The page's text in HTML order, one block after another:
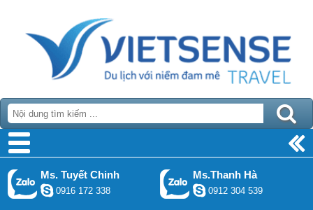
Ms. Tuyết Chinh
0916 172 338
Ms.Thanh Hà
0912 304 539